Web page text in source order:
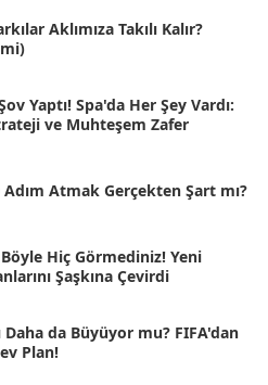
Aklımıza Takılı Kalır?
Yaptı! Spa'da Her Şey Vardı:
ve Muhteşem Zafer
Adım Atmak Gerçekten Şart mı?
Hiç Görmediniz! Yeni
Şaşkına Çevirdi
Daha da Büyüyor mu? FIFA'dan
Plan!